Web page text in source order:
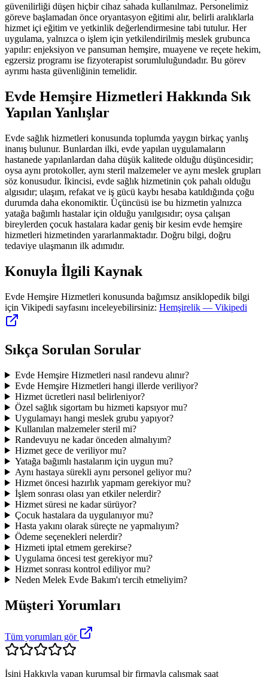
güvenilirliği düşen hiçbir cihaz sahada kullanılmaz. Personelimiz
göreve başlamadan önce oryantasyon eğitimi alır, belirli aralıklarla
hizmet içi eğitim ve yetkinlik değerlendirmesine tabi tutulur. Her
uygulama, yalnızca o işlem için yetkilendirilmiş meslek grubunca
yapılır: enjeksiyon ve pansuman hemşire, muayene ve reçete hekim,
egzersiz programı ise fizyoterapist sorumluluğundadır. Bu görev
ayrımı hasta güvenliğinin temelidir.
Evde Hemşire Hizmetleri Hakkında Sık
Yapılan Yanlışlar
Evde sağlık hizmetleri konusunda toplumda yaygın birkaç yanlış
inanış bulunur. Bunlardan ilki, evde yapılan uygulamaların
hastanede yapılanlardan daha düşük kalitede olduğu düşüncesidir;
oysa aynı protokoller, aynı steril malzemeler ve aynı meslek grupları
söz konusudur. İkincisi, evde sağlık hizmetinin çok pahalı olduğu
algısıdır; ulaşım, refakat ve iş gücü kaybı hesaba katıldığında çoğu
durumda daha ekonomiktir. Üçüncüsü ise bu hizmetin yalnızca
yatağa bağımlı hastalar için olduğu yanılgısıdır; oysa çalışan
bireylerden çocuk hastalara kadar geniş bir kesim evde hemşire
hizmetleri hizmetinden yararlanmaktadır. Doğru bilgi, doğru
tedaviye ulaşmanın ilk adımıdır.
Konuyla İlgili Kaynak
Evde Hemşire Hizmetleri konusunda bağımsız ansiklopedik bilgi
için Vikipedi sayfasını inceleyebilirsiniz: Hemşirelik — Vikipedi
Sıkça Sorulan Sorular
Evde Hemşire Hizmetleri nasıl randevu alınır?
Evde Hemşire Hizmetleri hangi illerde veriliyor?
Hizmet ücretleri nasıl belirleniyor?
Özel sağlık sigortam bu hizmeti kapsıyor mu?
Uygulamayı hangi meslek grubu yapıyor?
Kullanılan malzemeler steril mi?
Randevuyu ne kadar önceden almalıyım?
Hizmet gece de veriliyor mu?
Yatağa bağımlı hastalarım için uygun mu?
Aynı hastaya sürekli aynı personel geliyor mu?
Hizmet öncesi hazırlık yapmam gerekiyor mu?
İşlem sonrası olası yan etkiler nelerdir?
Hizmet süresi ne kadar sürüyor?
Çocuk hastalara da uygulanıyor mu?
Hasta yakını olarak süreçte ne yapmalıyım?
Ödeme seçenekleri nelerdir?
Hizmeti iptal etmem gerekirse?
Uygulama öncesi test gerekiyor mu?
Hizmet sonrası kontrol ediliyor mu?
Neden Melek Evde Bakım'ı tercih etmeliyim?
Müşteri Yorumları
Tüm yorumları gör
İşini Hakkıyla yapan kurumsal bir firmayla çalışmak saat